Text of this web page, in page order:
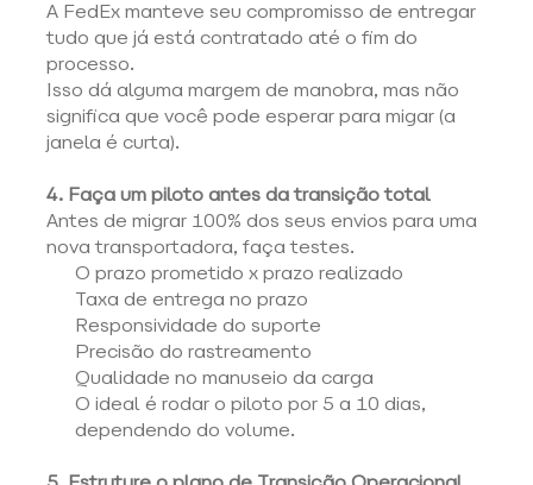
A FedEx manteve seu compromisso de entregar
tudo que já está contratado até o fim do
processo.
Isso dá alguma margem de manobra, mas não
significa que você pode esperar para migar (a
janela é curta).
4. Faça um piloto antes da transição total
Antes de migrar 100% dos seus envios para uma
nova transportadora, faça testes.
O prazo prometido x prazo realizado
Taxa de entrega no prazo
Responsividade do suporte
Precisão do rastreamento
Qualidade no manuseio da carga
O ideal é rodar o piloto por 5 a 10 dias,
dependendo do volume.